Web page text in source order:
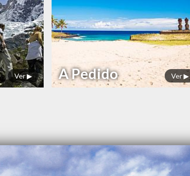
Ver ▶ Ver ▶
A Pedido